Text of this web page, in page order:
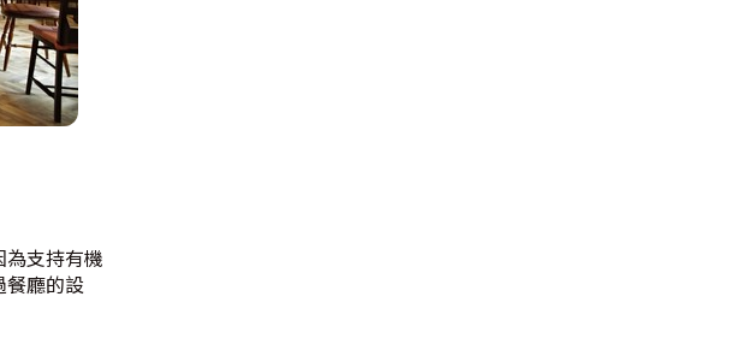
支持有機
廳的設